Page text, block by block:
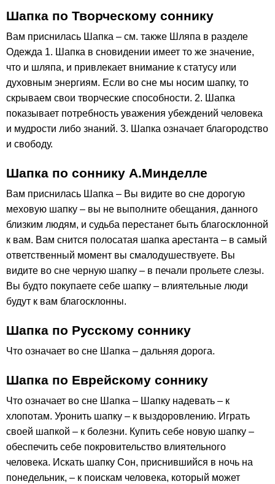
Шапка по Творческому соннику
Вам приснилась Шапка – см. также Шляпа в разделе
Одежда 1. Шапка в сновидении имеет то же значение,
что и шляпа, и привлекает внимание к статусу или
духовным энергиям. Если во сне мы носим шапку, то
скрываем свои творческие способности. 2. Шапка
показывает потребность уважения убеждений человека
и мудрости либо знаний. 3. Шапка означает благородство
и свободу.
Шапка по соннику А.Минделле
Вам приснилась Шапка – Вы видите во сне дорогую
меховую шапку – вы не выполните обещания, данного
близким людям, и судьба перестанет быть благосклонной
к вам. Вам снится полосатая шапка арестанта – в самый
ответственный момент вы смалодушествуете. Вы
видите во сне черную шапку – в печали прольете слезы.
Вы будто покупаете себе шапку – влиятельные люди
будут к вам благосклонны.
Шапка по Русскому соннику
Что означает во сне Шапка – дальняя дорога.
Шапка по Еврейскому соннику
Что означает во сне Шапка – Шапку надевать – к
хлопотам. Уронить шапку – к выздоровлению. Играть
своей шапкой – к болезни. Купить себе новую шапку –
обеспечить себе покровительство влиятельного
человека. Искать шапку Сон, приснившийся в ночь на
понедельник, – к поискам человека, который может